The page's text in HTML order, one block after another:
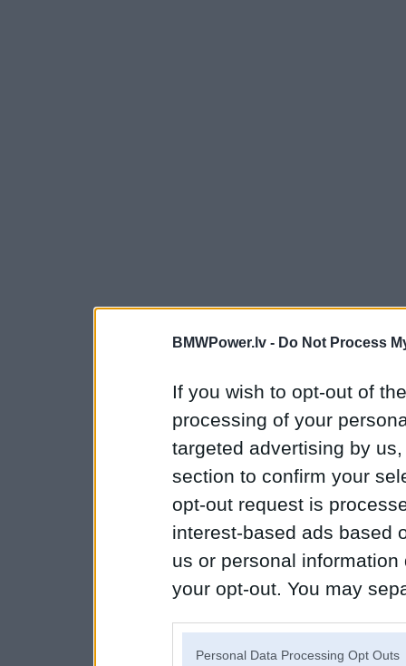
BMWPower.lv - Do Not Process
If you wish to opt-out of
processing of your
targeted advertising by
section to confirm your
opt-out request is
interest-based ads based
us or personal
your opt-out. You may
Personal Data Processing Opt Outs